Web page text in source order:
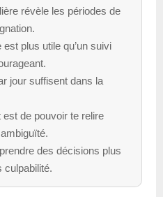
révèle les périodes de
plus utile qu’un suivi
jour suffisent dans la
est de pouvoir te relire
des décisions plus
culpabilité.